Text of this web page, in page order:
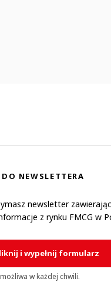
NEWSLETTERA
newsletter
z rynku FMCG w
i wypełnij formularz
w każdej chwili.